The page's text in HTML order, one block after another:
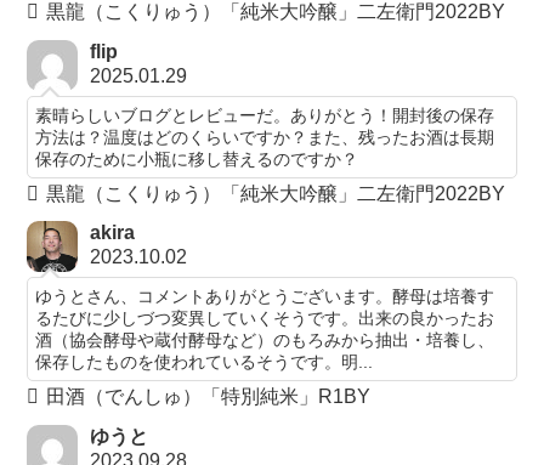
黒龍（こくりゅう）「純米大吟醸」二左衛門2022BY
flip
2025.01.29
素晴らしいブログとレビューだ。ありがとう！開封後の保存
方法は？温度はどのくらいですか？また、残ったお酒は長期
保存のために小瓶に移し替えるのですか？
黒龍（こくりゅう）「純米大吟醸」二左衛門2022BY
akira
2023.10.02
ゆうとさん、コメントありがとうございます。酵母は培養す
るたびに少しづつ変異していくそうです。出来の良かったお
酒（協会酵母や蔵付酵母など）のもろみから抽出・培養し、
保存したものを使われているそうです。明...
田酒（でんしゅ）「特別純米」R1BY
ゆうと
2023.09.28